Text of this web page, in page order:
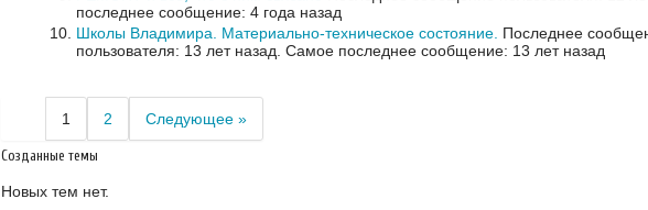
последнее сообщение: 4 года назад
Школы Владимира. Материально-техническое состояние. Последнее
пользователя: 13 лет назад. Самое последнее сообщение: 13 лет назад
1 2 Следующее »
Созданные темы
Новых тем нет.